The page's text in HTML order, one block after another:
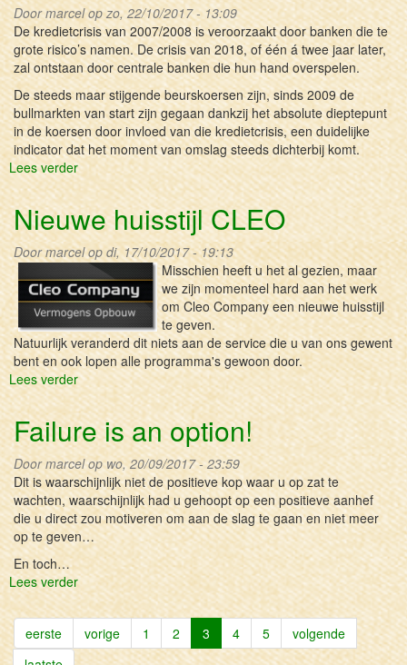
Doormarcelop zo, 22/10/2017 - 13:09
De kredietcrisis van 2007/2008 is veroorzaakt door banken die te
grote risico’s namen. De crisis van 2018, of één á twee jaar later,
zal ontstaan door centrale banken die hun hand overspelen.
De steeds maar stijgende beurskoersen zijn, sinds 2009 de
bullmarkten van start zijn gegaan dankzij het absolute dieptepunt
in de koersen door invloed van die kredietcrisis, een duidelijke
indicator dat het moment van omslag steeds dichterbij komt.
Lees verderover
De
nieuwe
crisis
rolt
binnenkort
van
de
tekentafel
Nieuwe huisstijl CLEO
Doormarcelop di, 17/10/2017 - 19:13
Misschien heeft u het al gezien, maar
we zijn momenteel hard aan het werk
om Cleo Company een nieuwe huisstijl
te geven.
Natuurlijk veranderd dit niets aan de service die u van ons gewent
bent en ook lopen alle programma's gewoon door.
Lees verderover
Nieuwe
huisstijl
CLEO
Failure is an option!
Doormarcelop wo, 20/09/2017 - 23:59
Dit is waarschijnlijk niet de positieve kop waar u op zat te
wachten, waarschijnlijk had u gehoopt op een positieve aanhef
die u direct zou motiveren om aan de slag te gaan en niet meer
op te geven…
En toch…
Lees verderover
Failure
is
an
option!
eerste vorige 1 2 3 4 5
volgende